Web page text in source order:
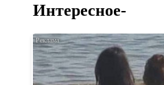
Интересное-